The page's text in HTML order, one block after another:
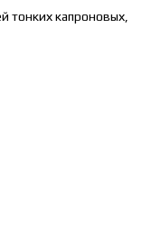
тонких капроновых,